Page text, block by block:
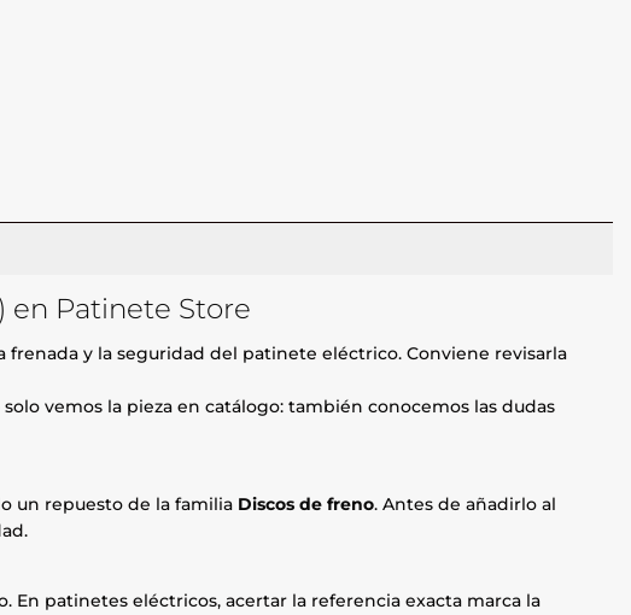
en Patinete Store
frenada y la seguridad del patinete eléctrico. Conviene revisarla
vemos la pieza en catálogo: también conocemos las dudas
un repuesto de la familia Discos de freno. Antes de añadirlo al
En patinetes eléctricos, acertar la referencia exacta marca la